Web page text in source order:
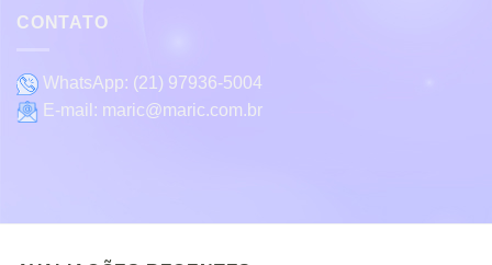
CONTATO
WhatsApp: (21) 97936-5004
E-mail: maric@maric.com.br